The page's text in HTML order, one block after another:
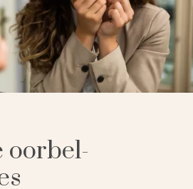
oorbel-